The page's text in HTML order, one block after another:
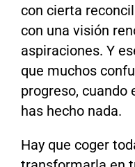
con cierta
con una visión
aspiraciones. Y
que muchos
progreso, cuando
has hecho nada.
Hay que coger